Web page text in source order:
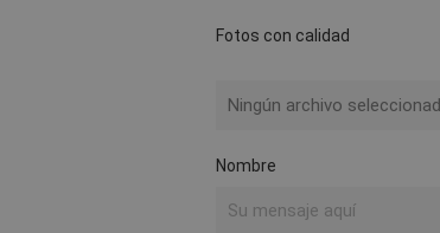
Fotos con calidad
Ningún archivo
Nombre